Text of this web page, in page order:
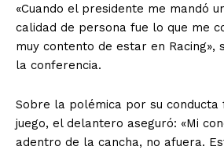
«Cuando el presidente me mandó
calidad de persona fue lo que me
muy contento de estar en Racing»,
la conferencia.
Sobre la polémica por su conducta
juego, el delantero aseguró: «Mi
adentro de la cancha, no afuera.